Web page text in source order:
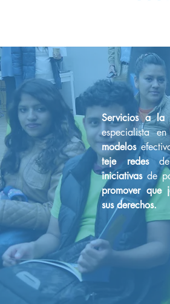
Servicios a la
especialista
modelos
teje redesde
iniciativasde
promover que
sus derechos.